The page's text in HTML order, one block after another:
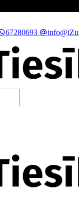
67280693